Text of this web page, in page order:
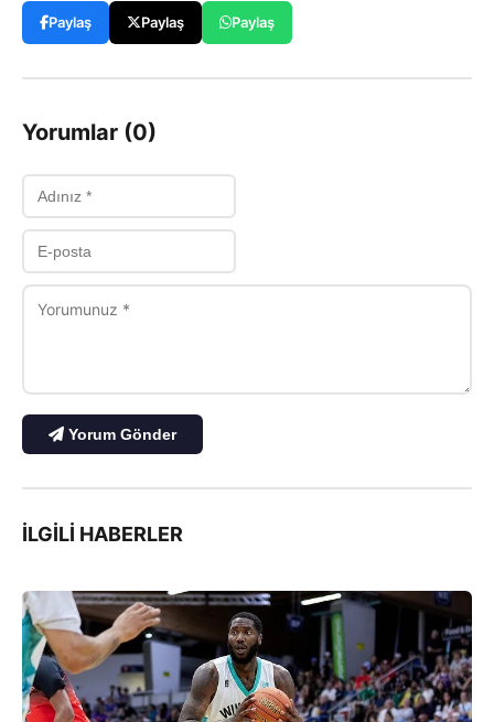
Paylaş Paylaş Paylaş
Yorumlar (0)
Yorum Gönder
İLGILI HABERLER